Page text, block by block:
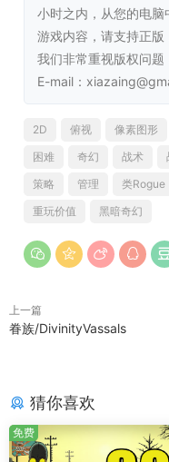
小时之内，从您的电
游戏内容，请支持正版
我们非常重视版权问题
E-mail：
2D 俯视 像素图形
困难
奇幻 战术
策略
管理 类Rogue
重玩价值
黑暗奇幻
上一篇
眷族/DivinityVassals
猜你喜欢
免费